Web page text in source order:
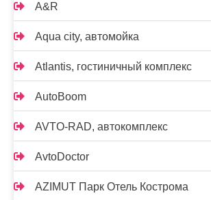
A&R
Aqua city, автомойка
Atlantis, гостиничный комплекс
AutoBoom
AVTO-RAD, автокомплекс
AvtoDoctor
AZIMUT Парк Отель Кострома